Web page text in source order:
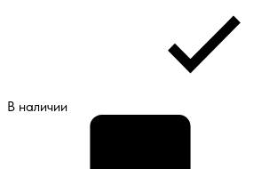
В наличии